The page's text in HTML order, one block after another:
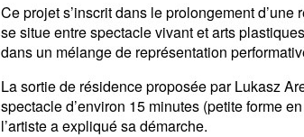
Ce projet s’inscrit dans le prolongement
se situe entre spectacle vivant et arts
dans un mélange de représentation
La sortie de résidence proposée par Lukasz
spectacle d’environ 15 minutes (petite forme
l’artiste a expliqué sa démarche.